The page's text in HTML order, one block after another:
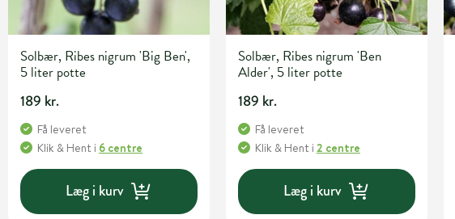
Solbær, Ribes nigrum 'Big Ben',
5 liter potte
189 kr.
Få leveret
Klik & Hent i 6 centre
Læg i kurv
Solbær, Ribes nigrum 'Ben
Alder', 5 liter potte
189 kr.
Få leveret
Klik & Hent i 2 centre
Læg i kurv